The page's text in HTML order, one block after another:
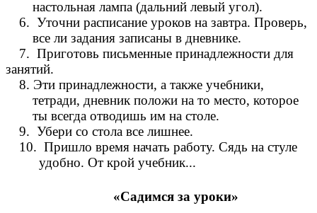
настольная лампа (дальний левый угол).
6. Уточни расписание уроков на завтра. Проверь,
все ли задания записаны в дневнике.
7. Приготовь письменные принадлежности для
занятий.
8. Эти принадлежности, а также учебники,
тетради, дневник положи на то место, которое
ты всегда отводишь им на столе.
9. Убери со стола все лишнее.
10. Пришло время начать работу. Сядь на стуле
удобно. От крой учебник...
«Садимся за уроки»